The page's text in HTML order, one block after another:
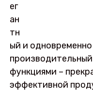
ег
ан
тн
ый и одновременно
функциями –
эффективной